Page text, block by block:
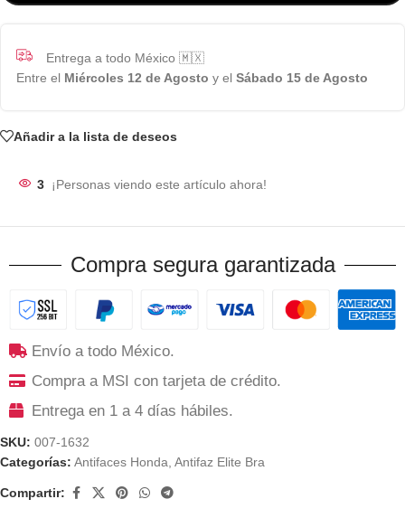
Entrega a todo México 🇲🇽
Entre el Miércoles 12 de Agosto y el Sábado 15 de Agosto
Añadir a la lista de deseos
3 ¡Personas viendo este artículo ahora!
Compra segura garantizada
Envío a todo México.
Compra a MSI con tarjeta de crédito.
Entrega en 1 a 4 días hábiles.
SKU: 007-1632
Categorías: Antifaces Honda Antifaz Elite Bra
Compartir: